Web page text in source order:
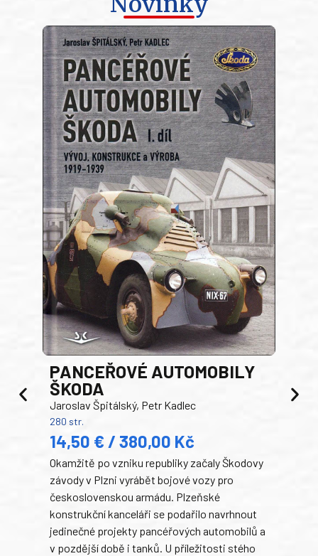
PANCEŘOVÉ AUTOMOBILY
ŠKODA
Jaroslav Špitálský, Petr Kadlec
280 str.
14,50 € / 380,00 Kč
Okamžitě po vzniku republiky začaly Škodovy
závody v Plzni vyrábět bojové vozy pro
československou armádu. Plzeňské
konstrukční kanceláři se podařilo navrhnout
jedinečné projekty pancéřových automobilů a
v pozdější době i tanků. U příležitosti stého